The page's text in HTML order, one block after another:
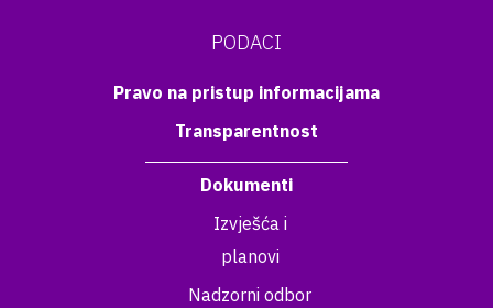
PODACI
Pravo na pristup informacijama
Transparentnost
Dokumenti
Izvješća i
planovi
Nadzorni odbor